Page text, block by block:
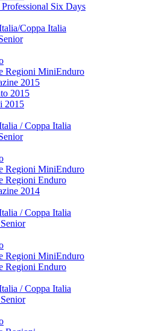
Six Days
Coppa Italia
Regioni MiniEnduro
2015
2015
2015
/ Coppa Italia
Regioni MiniEnduro
Regioni Enduro
2014
/ Coppa Italia
Regioni MiniEnduro
Regioni Enduro
/ Coppa Italia